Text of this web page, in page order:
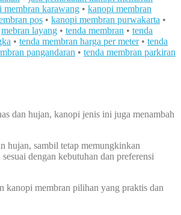
membran karawang • kanopi membran
pos • kanopi membran purwakarta •
mebran layang • tenda membran • tenda
• tenda membran harga per meter• tenda
pangandaran • tenda membran parkiran
dan hujan, kanopi jenis ini juga menambah
hujan, sambil tetap memungkinkan
dengan kebutuhan dan preferensi
kanopi membran pilihan yang praktis dan